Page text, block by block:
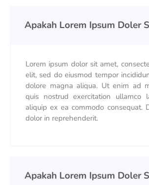
Apakah Lorem Ipsum Doler
Lorem ipsum dolor sit amet,
elit, sed do eiusmod tempor
dolore magna aliqua. Ut enim ad
quis nostrud exercitation ullamco
aliquip ex ea commodo consequat.
dolor in reprehenderit.
Apakah Lorem Ipsum Doler